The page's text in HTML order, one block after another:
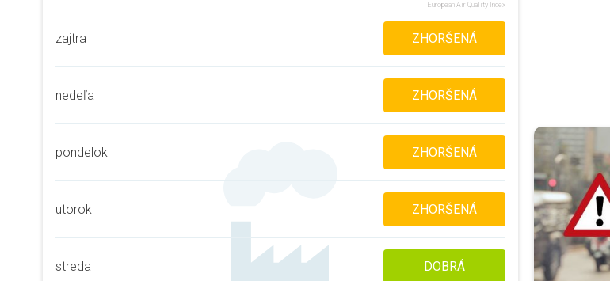
European Air Quality Index
zajtra ZHORŠENÁ
nedeľa ZHORŠENÁ
pondelok ZHORŠENÁ
utorok ZHORŠENÁ
streda DOBRÁ
Ako škodia